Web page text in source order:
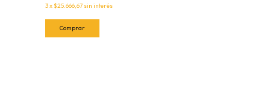
3x$25.666,67 sin interés